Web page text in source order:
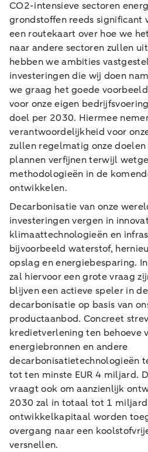
CO2-intensieve sectoren
grondstoffen reeds significant
een routekaart over hoe we
naar andere sectoren zullen
hebben we ambities
investeringen die wij doen
we graag het goede
voor onze eigen
doel per 2030. Hiermee
verantwoordelijkheid voor
zullen regelmatig onze
plannen verfijnen terwijl
methodologieën in de
ontwikkelen.
Decarbonisatie van onze
investeringen vergen in
klimaattechnologieën en
bijvoorbeeld waterstof,
opslag en energiebesparing.
zal hiervoor een grote vraag
blijven een actieve speler in
decarbonisatie op basis van
productaanbod. Concreet
kredietverlening ten behoeve
energiebronnen en andere
decarbonisatietechnologieën
tot ten minste EUR 4 miljard.
vraagt ook om aanzienlijk
2030 zal in totaal tot 1 miljard
ontwikkelkapitaal worden
overgang naar een
versnellen.